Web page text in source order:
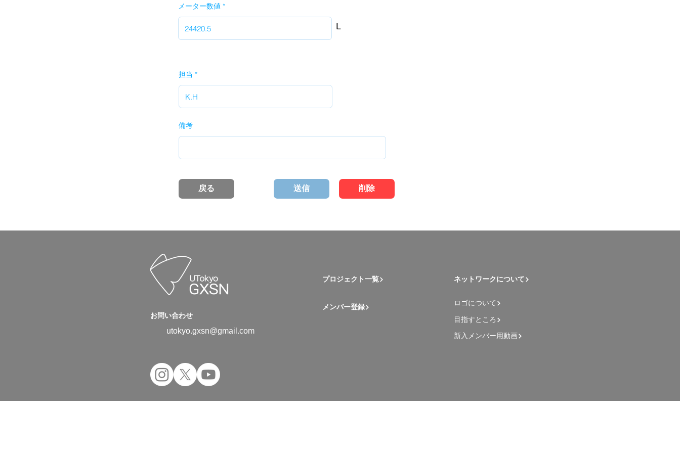
メーター数値
L
担当
備考
戻る 送信 削除
お問い合わせ
utokyo.gxsn@gmail.com
プロジェクト一覧
メンバー登録
ネットワークについて
ロゴについて
目指すところ
新入メンバー用動画